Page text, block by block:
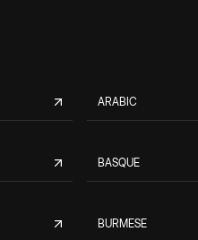
ARABIC
BASQUE
BURMESE